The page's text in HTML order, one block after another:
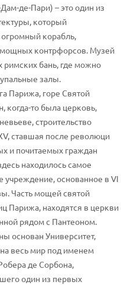
де-Пари) – это один из
который
корабль,
контрфорсов. Музей
римских бань, где можно
залы.
Парижа, горе Святой
когда-то была церковь,
строительство
ставшая после революци
и почитаемых граждан
находилось самое
учреждение, основанное в VI
Часть мощей святой
Парижа, находятся в церкви
рядом с Пантеоном.
основан Университет,
весь мир под именем
де Сорбона,
один из первых